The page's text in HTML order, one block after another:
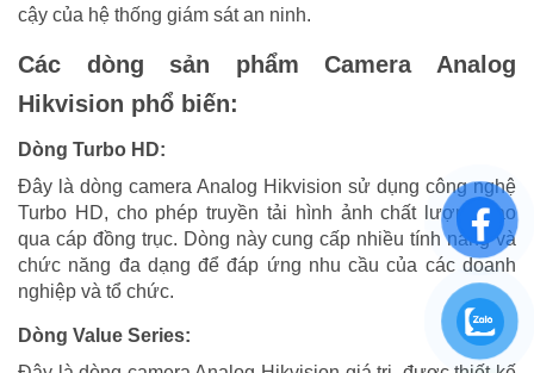
cậy của hệ thống giám sát an ninh.
Các dòng sản phẩm Camera Analog
Hikvision phổ biến:
Dòng Turbo HD:
Đây là dòng camera Analog Hikvision sử dụng công nghệ
Turbo HD, cho phép truyền tải hình ảnh chất lượng cao
qua cáp đồng trục. Dòng này cung cấp nhiều tính năng và
chức năng đa dạng để đáp ứng nhu cầu của các doanh
nghiệp và tổ chức.
Dòng Value Series: